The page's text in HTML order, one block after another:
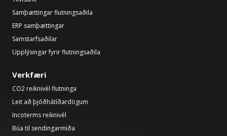
Samþættingar flutningsaðila
ERP samþættingar
Samstarfsaðilar
Upplýsingar fyrir flutningsaðila
Verkfæri
CO2 reiknivél flutninga
Leit að þjóðhátíðardögum
Incoterms reiknivél
Búa til sendingarmiða